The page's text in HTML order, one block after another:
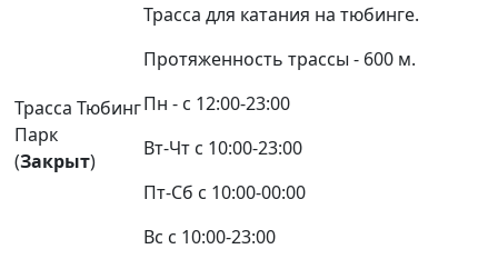
Трасса Тюбинг
Парк
(Закрыт)
Трасса для катания на тюбинге.
Протяженность трассы - 600 м.
Пн - с 12:00-23:00
Вт-Чт с 10:00-23:00
Пт-Сб с 10:00-00:00
Вс с 10:00-23:00